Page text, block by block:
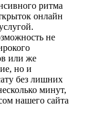
ритма
онлайн
не
или же
но и
без лишних
минут,
нашего сайта